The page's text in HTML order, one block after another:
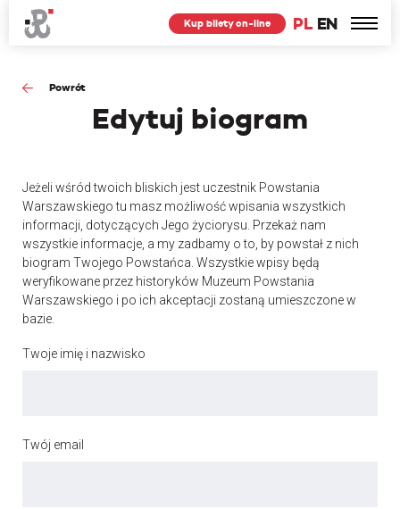
PL EN
Kup bilety on-line
Powrót
Edytuj biogram
Jeżeli wśród twoich bliskich jest uczestnik Powstania
Warszawskiego tu masz możliwość wpisania wszystkich
informacji, dotyczących Jego życiorysu. Przekaż nam
wszystkie informacje, a my zadbamy o to, by powstał z nich
biogram Twojego Powstańca. Wszystkie wpisy będą
weryfikowane przez historyków Muzeum Powstania
Warszawskiego i po ich akceptacji zostaną umieszczone w
bazie.
Twoje imię i nazwisko
Twój email